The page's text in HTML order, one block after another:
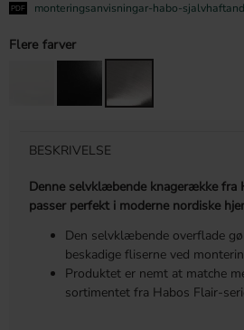
monteringsanvisningar-habo-
Flere farver
BESKRIVELSE
Denne selvklæbende knagerække fra
passer perfekt i moderne nordiske
Den selvklæbende overflade
beskadige fliserne ved
Produktet er nemt at matche
sortimentet fra Habos Flair-